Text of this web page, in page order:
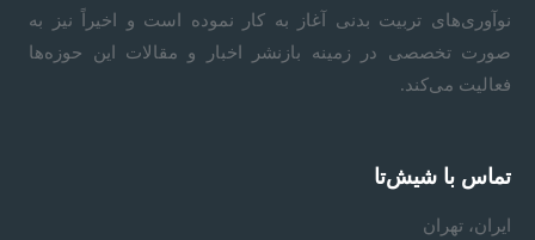
نوآوری‌های تربیت بدنی آغاز به کار نموده است و اخیراً نیز به
صورت تخصصی در زمینه بازنشر اخبار و مقالات این حوزه‌ها
فعالیت می‌کند.
تماس با شیش‌تا
ایران، تهران